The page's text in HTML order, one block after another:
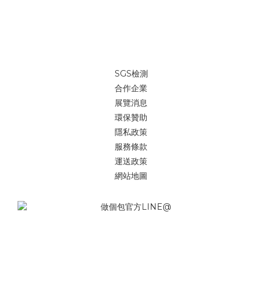
SGS檢測
合作企業
展覽消息
環保贊助
隱私政策
服務條款
運送政策
網站地圖